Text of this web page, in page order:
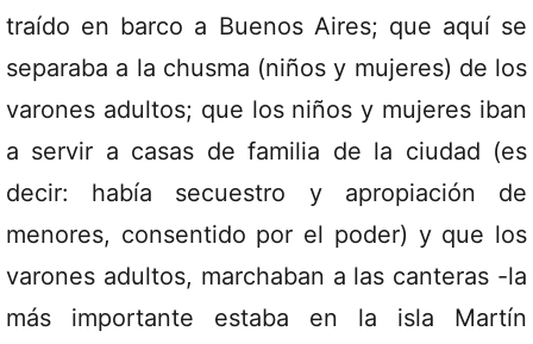
traído en barco a Buenos Aires; que aquí se
separaba a la chusma (niños y mujeres) de los
varones adultos; que los niños y mujeres iban
a servir a casas de familia de la ciudad (es
decir: había secuestro y apropiación de
menores, consentido por el poder) y que los
varones adultos, marchaban a las canteras -la
más importante estaba en la isla Martín